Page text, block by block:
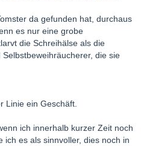
da gefunden hat, durchaus
es nur eine grobe
die Schreihälse als die
die sie
Linie ein Geschäft.
ich innerhalb kurzer Zeit noch
es als sinnvoller, dies noch in